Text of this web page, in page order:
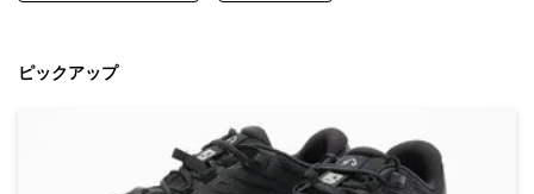
ピックアップ